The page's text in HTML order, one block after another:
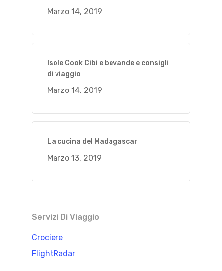
Marzo 14, 2019
Isole Cook Cibi e bevande e consigli
di viaggio
Marzo 14, 2019
La cucina del Madagascar
Marzo 13, 2019
Servizi Di Viaggio
Crociere
FlightRadar